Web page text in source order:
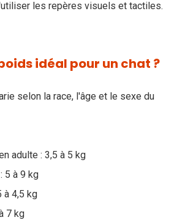
les repères visuels et tactiles.
idéal pour un chat ?
selon la race, l'âge et le sexe du
adulte : 3,5 à 5 kg
5 à 9 kg
à 4,5 kg
7 kg